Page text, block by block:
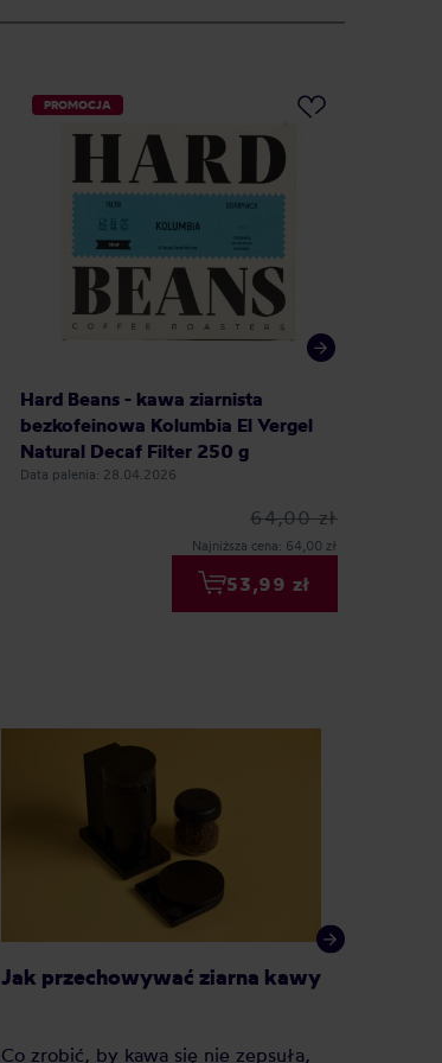
PROMOCJA
Hard Beans - kawa ziarnista
bezkofeinowa Kolumbia El Vergel
Natural Decaf Filter 250 g
Data palenia: 28.04.2026
64,00 zł
Najniższa cena: 64,00 zł
53,99 zł
Jak przechowywać ziarna kawy
Co zrobić, by kawa się nie zepsuła,